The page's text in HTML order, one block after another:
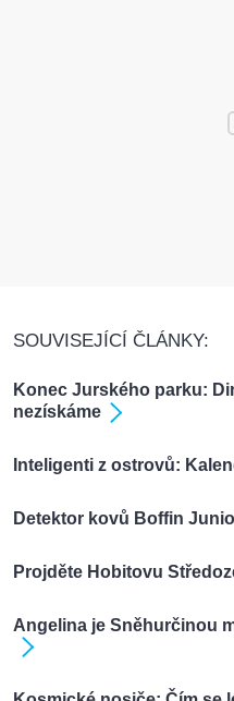
SOUVISEJÍCÍ ČLÁNKY:
Konec Jurského parku:
nezískáme
Inteligenti z ostrovů:
Detektor kovů Boffin
Projděte Hobitovu
Angelina je Sněhurčinou